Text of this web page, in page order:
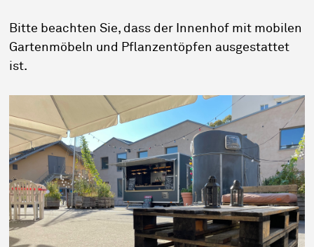
Bitte beachten Sie, dass der Innenhof mit mobilen
Gartenmöbeln und Pflanzentöpfen ausgestattet
ist.